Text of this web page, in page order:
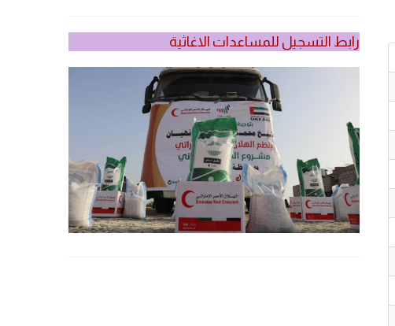
رابط التسجيل للمساعدات الاغاثية